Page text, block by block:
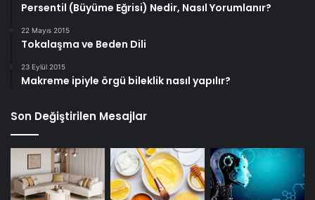
Persentil (Büyüme Eğrisi) Nedir, Nasıl Yorumlanır?
22 Mayıs 2015
Tokalaşma ve Beden Dili
23 Eylül 2015
Makreme ipiyle örgü bileklik nasıl yapılır?
Son Değiştirilen Mesajlar